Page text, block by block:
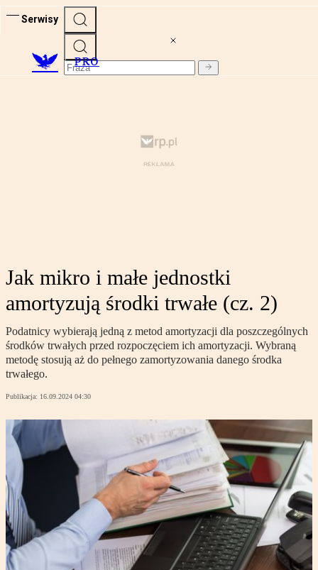
Serwisy
PRO
Jak mikro i małe jednostki
amortyzują środki trwałe (cz. 2)
Podatnicy wybierają jedną z metod amortyzacji dla poszczególnych
środków trwałych przed rozpoczęciem ich amortyzacji. Wybraną
metodę stosują aż do pełnego zamortyzowania danego środka
trwałego.
Publikacja: 16.09.2024 04:30